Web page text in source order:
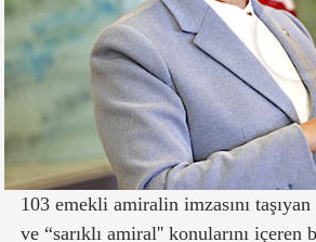
103 emekli amiralin imzasını
ve “sarıklı amiral'' konularını